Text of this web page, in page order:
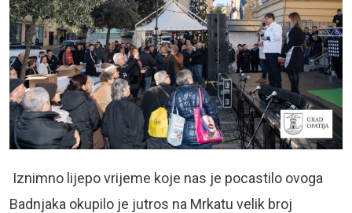
Iznimno lijepo vrijeme koje nas je pocastilo ovoga
Badnjaka okupilo je jutros na Mrkatu velik broj